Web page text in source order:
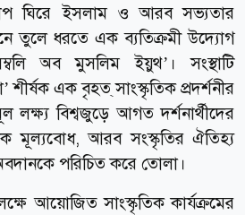
ঘিরে ইসলাম ও আরব সভ্যতার
তুলে ধরতে এক ব্যতিক্রমী উদ্যোগ
অব মুসলিম ইয়ুথ’। সংস্থাটি
শীর্ষক এক বৃহত্ সাংস্কৃতিক প্রদর্শনীর
লক্ষ্য বিশ্বজুড়ে আগত দর্শনার্থীদের
মূল্যবোধ, আরব সংস্কৃতির ঐতিহ্য
পরিচিত করে তোলা।
আয়োজিত সাংস্কৃতিক কার্যক্রমের